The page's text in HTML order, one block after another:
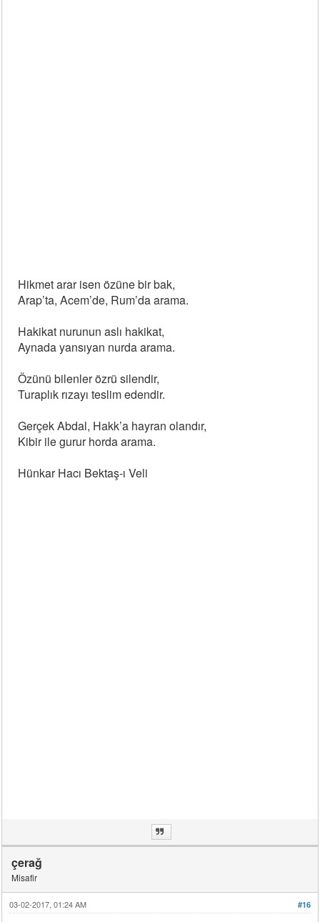
Hikmet arar isen özüne bir bak,
Arap’ta, Acem’de, Rum’da arama.
Hakikat nurunun aslı hakikat,
Aynada yansıyan nurda arama.
Özünü bilenler özrü silendir,
Turaplık rızayı teslim edendir.
Gerçek Abdal, Hakk’a hayran olandır,
Kibir ile gurur horda arama.
Hünkar Hacı Bektaş-ı Veli
çerağ
Misafir
#16
03-02-2017, 01:24 AM